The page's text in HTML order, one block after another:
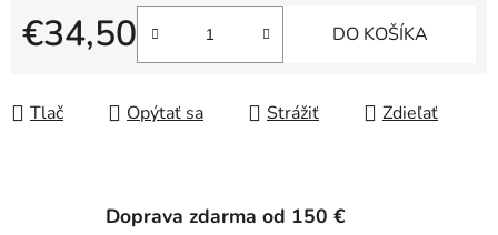
€34,50
Jednotková cena:
DO KOŠÍKA
Tlač Opýtať sa Strážiť Zdieľať
Doprava zdarma od 150 €